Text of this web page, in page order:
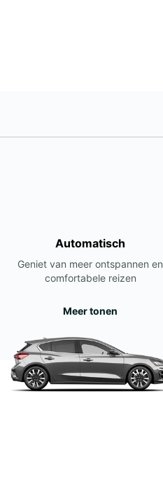
Automatisch
Geniet van meer ontspannen en
comfortabele reizen
Meer tonen